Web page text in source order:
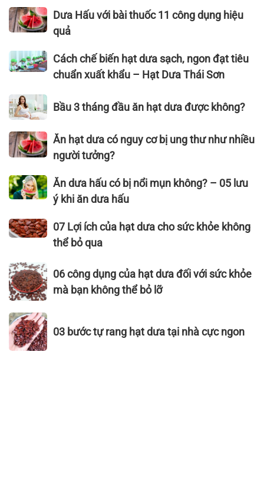
như
thế
Hạt
bí
ngon,
giá
chất
lượng
thể
bỏ
Dưa
Hấu
bài
thuốc
công
dụng
quả
Dưa Hấu với bài thuốc 11 công dụng hiệu
quả
Cách
chế
hạt
dưa
ngon
đạt
chuẩn
xuất
–
Hạt
Thái
Sơn
Cách chế biến hạt dưa sạch, ngon đạt tiêu
chuẩn xuất khẩu – Hạt Dưa Thái Sơn
Bầu
3
đầu
ăn
dưa
được
Bầu 3 tháng đầu ăn hạt dưa được không?
Ăn
hạt
có
nguy
bị
ung
như
nhiều
người
Ăn hạt dưa có nguy cơ bị ung thư như nhiều
người tưởng?
Ăn
dưa
có
bị
mụn
không?
–
lưu
ý
khi
Ăn dưa hấu có bị nổi mụn không? – 05 lưu
ý khi ăn dưa hấu
07
Lợi
của
hạt
dưa
cho
sức
khỏe
không
07 Lợi ích của hạt dưa cho sức khỏe không
thể bỏ qua
06
công
dụng
của
hạt
dưa
đối
06 công dụng của hạt dưa đối với sức khỏe
mà bạn không thể bỏ lỡ
03
bước
tự
03 bước tự rang hạt dưa tại nhà cực ngon